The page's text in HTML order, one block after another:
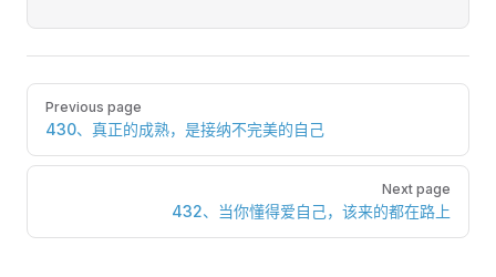
Pager
Previous page
430、真正的成熟，是接纳不完美的自己
Next page
432、当你懂得爱自己，该来的都在路上